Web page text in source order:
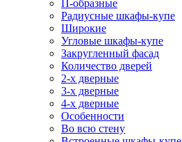
П-образные
Радиусные шкафы-купе
Широкие
Угловые шкафы-купе
Закругленный фасад
Количество дверей
2-х дверные
3-х дверные
4-х дверные
Особенности
Во всю стену